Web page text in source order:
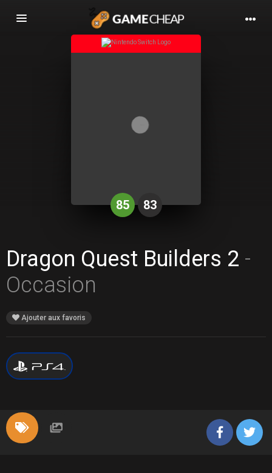
Basculer
85 83
Dragon Quest Builders 2 -
Occasion
Ajouter aux favoris